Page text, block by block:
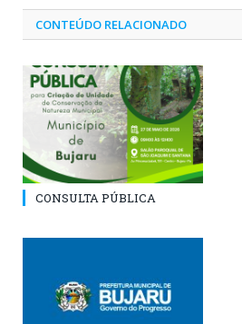
CONTEÚDO RELACIONADO
CONSULTA PÚBLICA